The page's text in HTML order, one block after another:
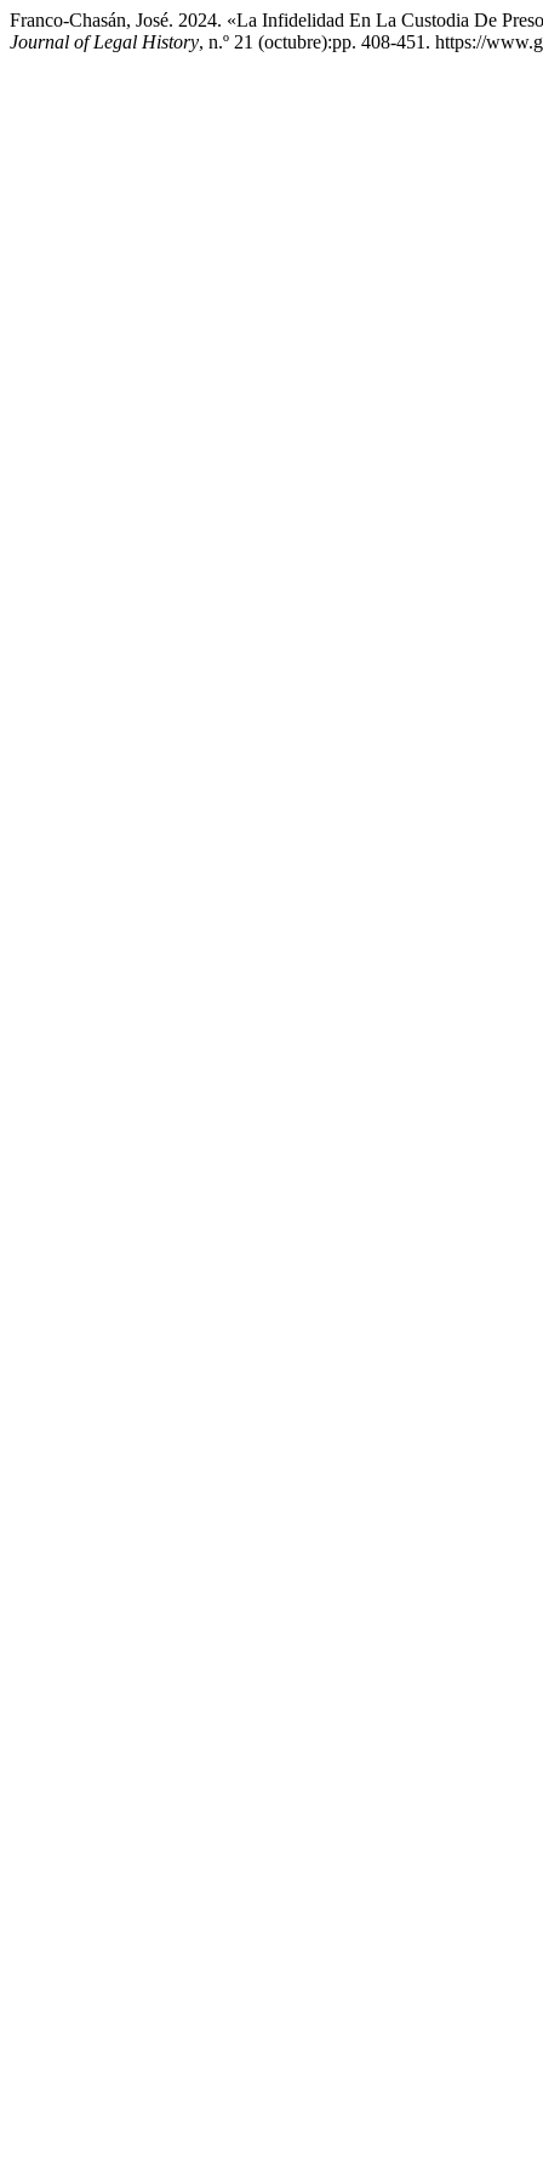
Franco-Chasán, José. 2024. «La Infidelidad En La Custodia De
Journal of Legal History, n.º 21 (octubre):pp. 408-451. https://